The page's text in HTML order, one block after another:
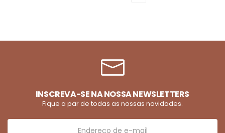
INSCREVA-SE NA NOSSA NEWSLETTERS
Fique a par de todas as nossas novidades.